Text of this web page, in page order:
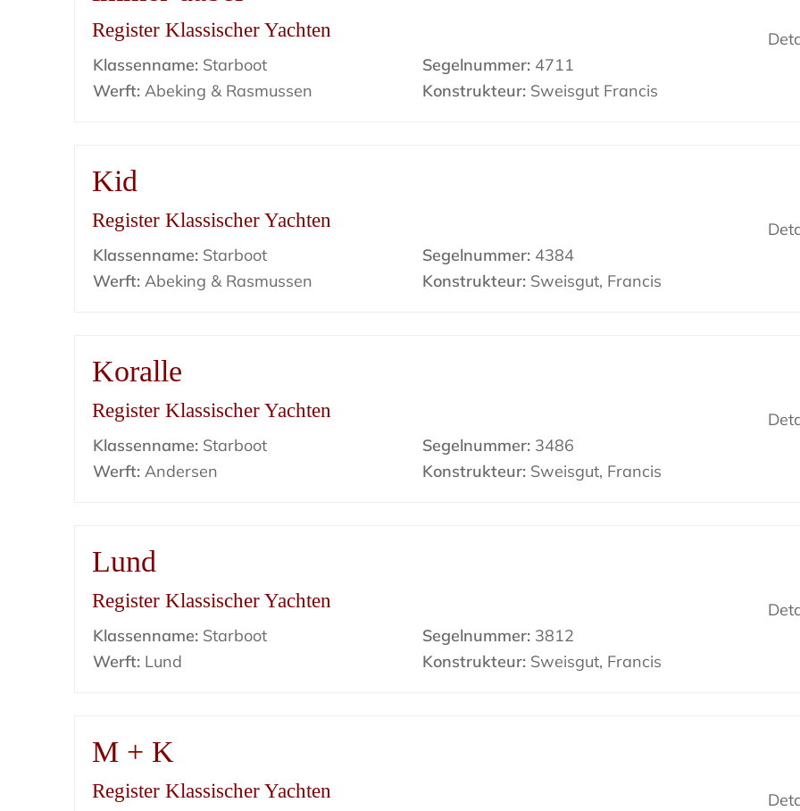
Register Klassischer Yachten
Klassenname: Starboot Segelnummer:4711
Werft: Abeking & Rasmussen Konstrukteur:Sweisgut Francis
Kid
Register Klassischer Yachten
Klassenname: Starboot Segelnummer:4384
Werft: Abeking & Rasmussen Konstrukteur:Sweisgut, Francis
Koralle
Register Klassischer Yachten
Klassenname: Starboot Segelnummer:3486
Werft: Andersen Konstrukteur:Sweisgut, Francis
Lund
Register Klassischer Yachten
Klassenname: Starboot Segelnummer:3812
Werft: Lund Konstrukteur:Sweisgut, Francis
M + K
Register Klassischer Yachten